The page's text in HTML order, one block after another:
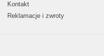
Kontakt
Reklamacje i zwroty